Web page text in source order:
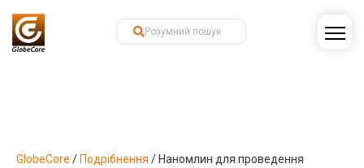
GlobeCore / Подрібнення / Наномлин для проведення